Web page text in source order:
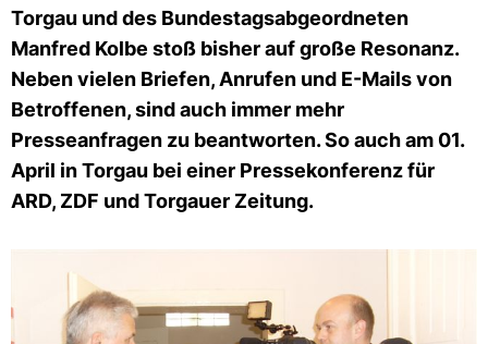
Torgau und des Bundestagsabgeordneten
Manfred Kolbe stoß bisher auf große Resonanz.
Neben vielen Briefen, Anrufen und E-Mails von
Betroffenen, sind auch immer mehr
Presseanfragen zu beantworten. So auch am 01.
April in Torgau bei einer Pressekonferenz für
ARD, ZDF und Torgauer Zeitung.